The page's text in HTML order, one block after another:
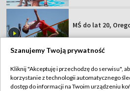
MŚ do lat 20,
TVP
Szanujemy Twoją prywatność
Kliknij "Akceptuję i przechodzę do serwisu",
korzystanie z technologii automatycznego
dostęp do informacji na Twoim urządzeniu